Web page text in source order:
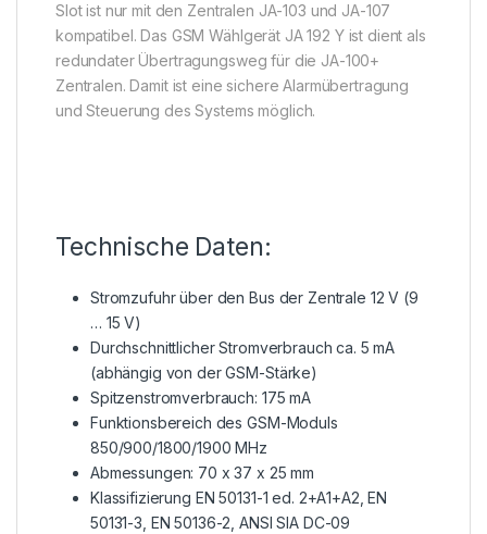
Slot ist nur mit den Zentralen JA-103 und JA-107
kompatibel. Das GSM Wählgerät JA 192 Y ist dient als
redundater Übertragungsweg für die JA-100+
Zentralen. Damit ist eine sichere Alarmübertragung
und Steuerung des Systems möglich.
Technische Daten:
Stromzufuhr über den Bus der Zentrale 12 V (9
… 15 V)
Durchschnittlicher Stromverbrauch ca. 5 mA
(abhängig von der GSM-Stärke)
Spitzenstromverbrauch: 175 mA
Funktionsbereich des GSM-Moduls
850/900/1800/1900 MHz
Abmessungen: 70 x 37 x 25 mm
Klassifizierung EN 50131-1 ed. 2+A1+A2, EN
50131-3, EN 50136-2, ANSI SIA DC-09